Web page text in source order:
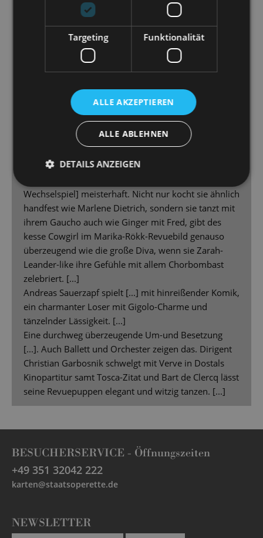
[...] Franziska Becker spielt [...] absolut überzeugend,
ganz und gar unoperettig und etabliert so die
realistische politische Ebene des Stücks.
[...] der Bühnenbild-Dschungel von Jürgen Franz
Daria Kornysheva [...] - eine wahre Augenweide.
Peter Lund denkt die im Libretto angelegten Motive
zu Ende, verändert deshalb pointiert die Texte und
macht so die durchaus hanebüchene Geschichte von
Gero Wendorff ein Latin- Lover mit Schmelz in der
Wechselspiel] meisterhaft. Nicht nur kocht sie ähnlich
handfest wie Marlene Dietrich, sondern sie tanzt mit
ihrem Gaucho auch wie Ginger mit Fred, gibt des
kesse Cowgirl im Marika-Rökk-Revuebild genauso
überzeugend wie die große Diva, wenn sie Zarah-
Leander-like ihre Gefühle mit allem Chorbombast
zelebriert. [...]
Andreas Sauerzapf spielt [...] mit hinreißender Komik,
ein charmanter Loser mit Gigolo-Charme und
tänzelnder Lässigkeit. [...]
Eine durchweg überzeugende Um-und Besetzung
[...]. Auch Ballett und Orchester zeigen das. Dirigent
Christian Garbosnik schwelgt mit Verve in Dostals
Kinopartitur samt Tosca-Zitat und Bart de Clercq lässt
seine Revuepuppen elegant und witzig tanzen. [...]
BESUCHERSERVICE - Öffnungszeiten
+49 351 32042 222
karten@staatsoperette.de
NEWSLETTER
Targeting Funktionalität
ALLE AKZEPTIEREN
ALLE ABLEHNEN
DETAILS ANZEIGEN